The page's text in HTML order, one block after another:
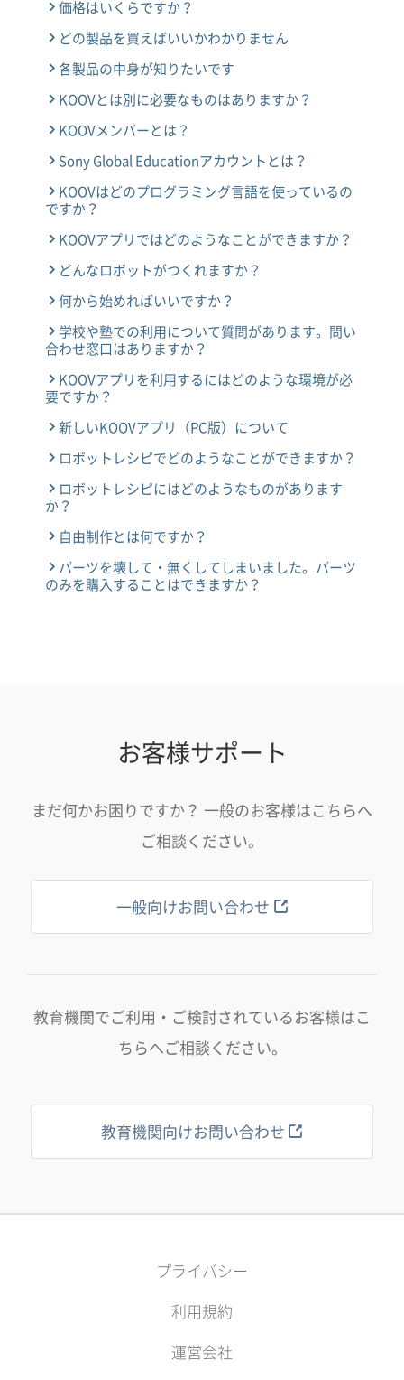
価格はいくらですか？
どの製品を買えばいいかわかりません
各製品の中身が知りたいです
KOOVとは別に必要なものはありますか？
KOOVメンバーとは？
Sony Global Educationアカウントとは？
KOOVはどのプログラミング言語を使っているの
ですか？
KOOVアプリではどのようなことができますか？
どんなロボットがつくれますか？
何から始めればいいですか？
学校や塾での利用について質問があります。問い
合わせ窓口はありますか？
KOOVアプリを利用するにはどのような環境が必
要ですか？
新しいKOOVアプリ（PC版）について
ロボットレシピでどのようなことができますか？
ロボットレシピにはどのようなものがあります
か？
自由制作とは何ですか？
パーツを壊して・無くしてしまいました。パーツ
のみを購入することはできますか？
お客様サポート
まだ何かお困りですか？ 一般のお客様はこちらへ
ご相談ください。
一般向けお問い合わせ
教育機関でご利用・ご検討されているお客様はこ
ちらへご相談ください。
教育機関向けお問い合わせ
プライバシー
利用規約
運営会社